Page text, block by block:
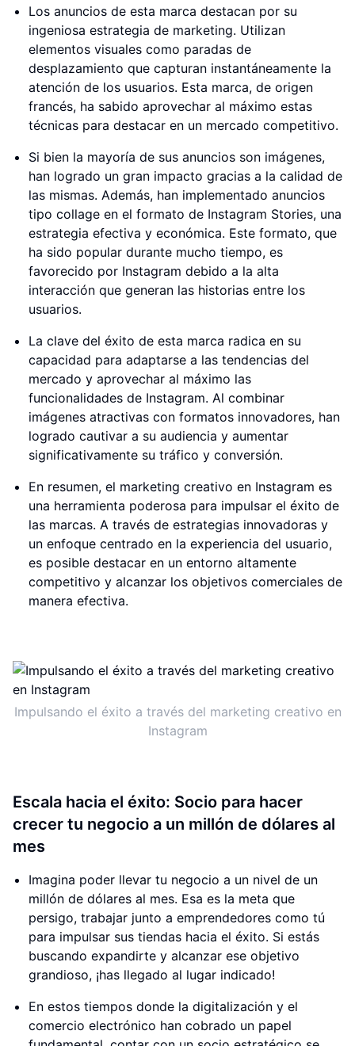
Los anuncios de esta marca destacan por su
ingeniosa estrategia de marketing. Utilizan
elementos visuales como paradas de
desplazamiento que capturan instantáneamente la
atención de los usuarios. Esta marca, de origen
francés, ha sabido aprovechar al máximo estas
técnicas para destacar en un mercado competitivo.
Si bien la mayoría de sus anuncios son imágenes,
han logrado un gran impacto gracias a la calidad de
las mismas. Además, han implementado anuncios
tipo collage en el formato de Instagram Stories, una
estrategia efectiva y económica. Este formato, que
ha sido popular durante mucho tiempo, es
favorecido por Instagram debido a la alta
interacción que generan las historias entre los
usuarios.
La clave del éxito de esta marca radica en su
capacidad para adaptarse a las tendencias del
mercado y aprovechar al máximo las
funcionalidades de Instagram. Al combinar
imágenes atractivas con formatos innovadores, han
logrado cautivar a su audiencia y aumentar
significativamente su tráfico y conversión.
En resumen, el marketing creativo en Instagram es
una herramienta poderosa para impulsar el éxito de
las marcas. A través de estrategias innovadoras y
un enfoque centrado en la experiencia del usuario,
es posible destacar en un entorno altamente
competitivo y alcanzar los objetivos comerciales de
manera efectiva.
Impulsando el éxito a través del marketing creativo en
Instagram
Escala hacia el éxito: Socio para hacer
crecer tu negocio a un millón de dólares al
mes
Imagina poder llevar tu negocio a un nivel de un
millón de dólares al mes. Esa es la meta que
persigo, trabajar junto a emprendedores como tú
para impulsar sus tiendas hacia el éxito. Si estás
buscando expandirte y alcanzar ese objetivo
grandioso, ¡has llegado al lugar indicado!
En estos tiempos donde la digitalización y el
comercio electrónico han cobrado un papel